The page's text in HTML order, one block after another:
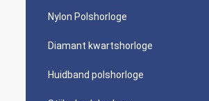
Nylon Polshorloge
Diamant kwartshorloge
Huidband polshorloge